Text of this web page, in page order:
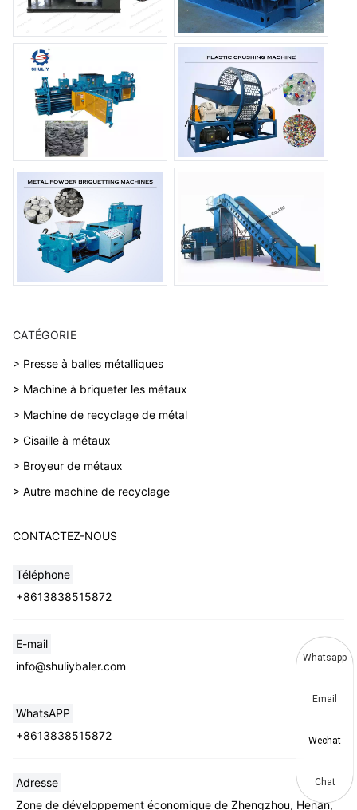
CATÉGORIE
> Presse à balles métalliques
> Machine à briqueter les métaux
> Machine de recyclage de métal
> Cisaille à métaux
> Broyeur de métaux
> Autre machine de recyclage
CONTACTEZ-NOUS
Téléphone
+8613838515872
E-mail
info@shuliybaler.com
WhatsAPP
+8613838515872
Adresse
Zone de développement économique de Zhengzhou, Henan,
Whatsapp
Email
Wechat
Chat